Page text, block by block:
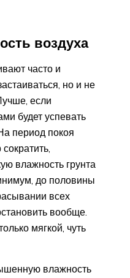
воздуха
часто и
но и не
если
будет успевать
период покоя
влажность грунта
до половины
всех
вообще.
мягкой, чуть
влажность